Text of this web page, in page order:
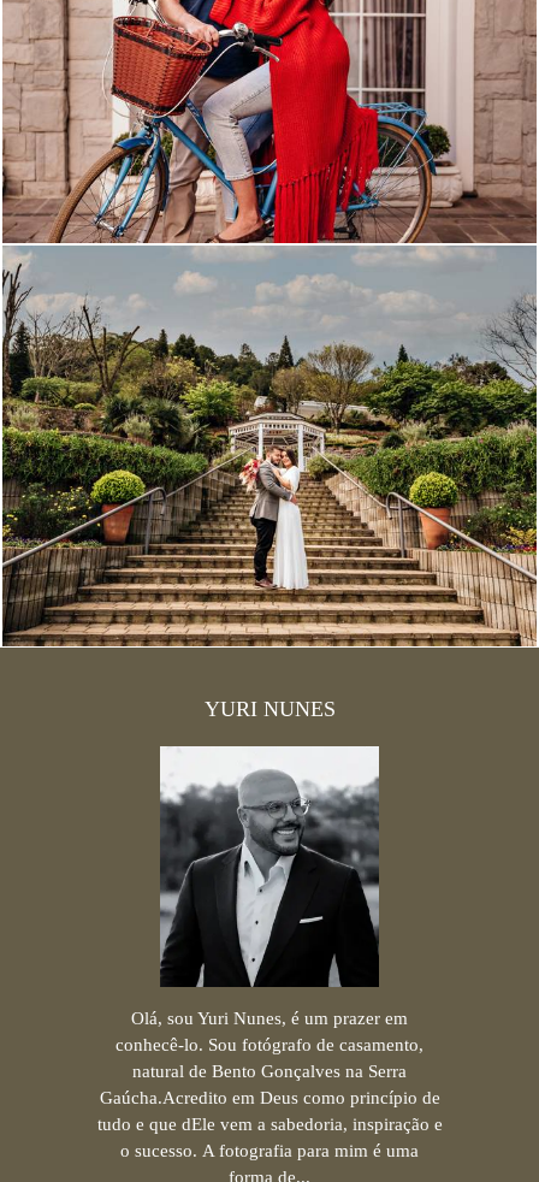
2273
2172 1
YURI NUNES
Olá, sou Yuri Nunes, é um prazer em
conhecê-lo. Sou fotógrafo de casamento,
natural de Bento Gonçalves na Serra
Gaúcha.Acredito em Deus como princípio de
tudo e que dEle vem a sabedoria, inspiração e
o sucesso. A fotografia para mim é uma
forma de...